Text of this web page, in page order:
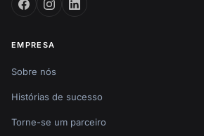
EMPRESA
Sobre nós
Histórias de sucesso
Torne-se um parceiro